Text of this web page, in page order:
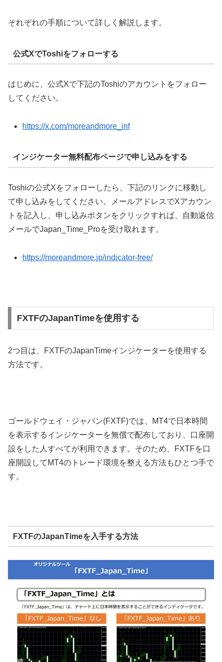
それぞれの手順について詳しく解説します。
公式XでToshiをフォローする
はじめに、公式Xで下記のToshiのアカウントをフォロー
してください。
https://x.com/moreandmore_inf
インジケーター無料配布ページで申し込みをする
Toshiの公式Xをフォローしたら、下記のリンクに移動し
て申し込みをしてください。メールアドレスでXアカウン
トを記入し、申し込みボタンをクリックすれば、自動返信
メールでJapan_Time _Proを受け取れます。
https://moreandmore.jp/indicator-free/
FXTFのJapanTimeを使用する
2つ目は、 FXTFのJapanTimeインジケーターを使用する
方法です。
ゴールドウェイ・ジャパン(FXTF)では、 MT4で日本時間
を表示するインジケーターを無償で配布しており、口座開
設をした人すべてが利用できます。そのため、
FXTFを口
座開設して MT4のトレード環境を整える方法もひとつ手で
す。
FXTFのJapanTimeを入手する方法